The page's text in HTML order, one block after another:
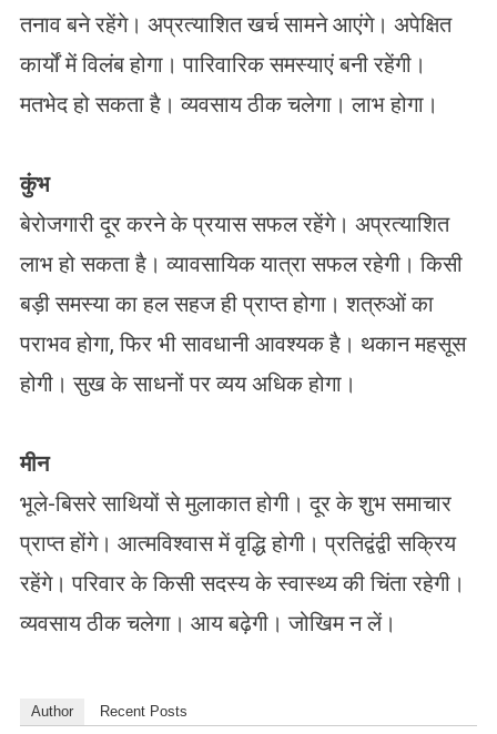
तनाव बने रहेंगे। अप्रत्याशित खर्च सामने आएंगे। अपेक्षित
कार्यों में विलंब होगा। पारिवारिक समस्याएं बनी रहेंगी।
मतभेद हो सकता है। व्यवसाय ठीक चलेगा। लाभ होगा।
कुंभ
बेरोजगारी दूर करने के प्रयास सफल रहेंगे। अप्रत्याशित
लाभ हो सकता है। व्यावसायिक यात्रा सफल रहेगी। किसी
बड़ी समस्या का हल सहज ही प्राप्त होगा। शत्रुओं का
पराभव होगा, फिर भी सावधानी आवश्यक है। थकान महसूस
होगी। सुख के साधनों पर व्यय अधिक होगा।
मीन
भूले-बिसरे साथियों से मुलाकात होगी। दूर के शुभ समाचार
प्राप्त होंगे। आत्मविश्वास में वृद्धि होगी। प्रतिद्वंद्वी सक्रिय
रहेंगे। परिवार के किसी सदस्य के स्वास्थ्य की चिंता रहेगी।
व्यवसाय ठीक चलेगा। आय बढ़ेगी। जोखिम न लें।
Author Recent Posts